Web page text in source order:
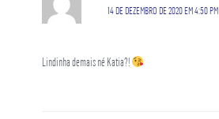
14 DE DEZEMBRO DE 2020 EM 4:50 PM
Lindinha demais né Katia?!